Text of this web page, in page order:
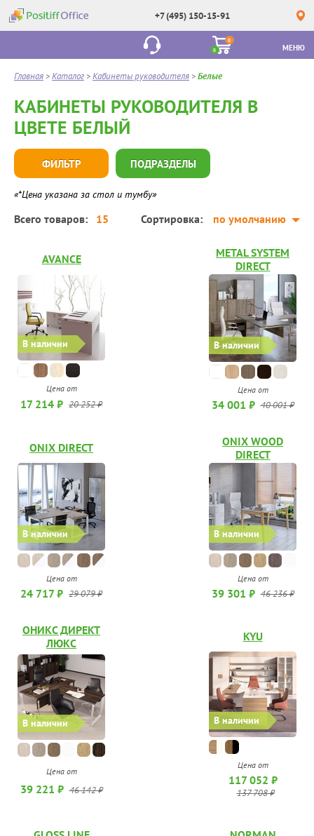
+7 (495) 150-15-91
0
0
МЕНЮ
Главная >Каталог >Кабинеты руководителя >Белые
КАБИНЕТЫ РУКОВОДИТЕЛЯ В
ЦВЕТЕ БЕЛЫЙ
ФИЛЬТР ПОДРАЗДЕЛЫ
«*Цена указана за стол и тумбу»
Всего товаров: 15 Сортировка: по умолчанию
В наличии
AVANCE
Цена от
17 214 ₽ 20 252 ₽
В наличии
METAL SYSTEM
DIRECT
Цена от
34 001 ₽ 40 001 ₽
В наличии
ONIX DIRECT
Цена от
24 717 ₽ 29 079 ₽
В наличии
ONIX WOOD
DIRECT
Цена от
39 301 ₽ 46 236 ₽
В наличии
ОНИКС ДИРЕКТ
ЛЮКС
Цена от
39 221 ₽ 46 142 ₽
В наличии
KYU
Цена от
117 052 ₽
137 708 ₽